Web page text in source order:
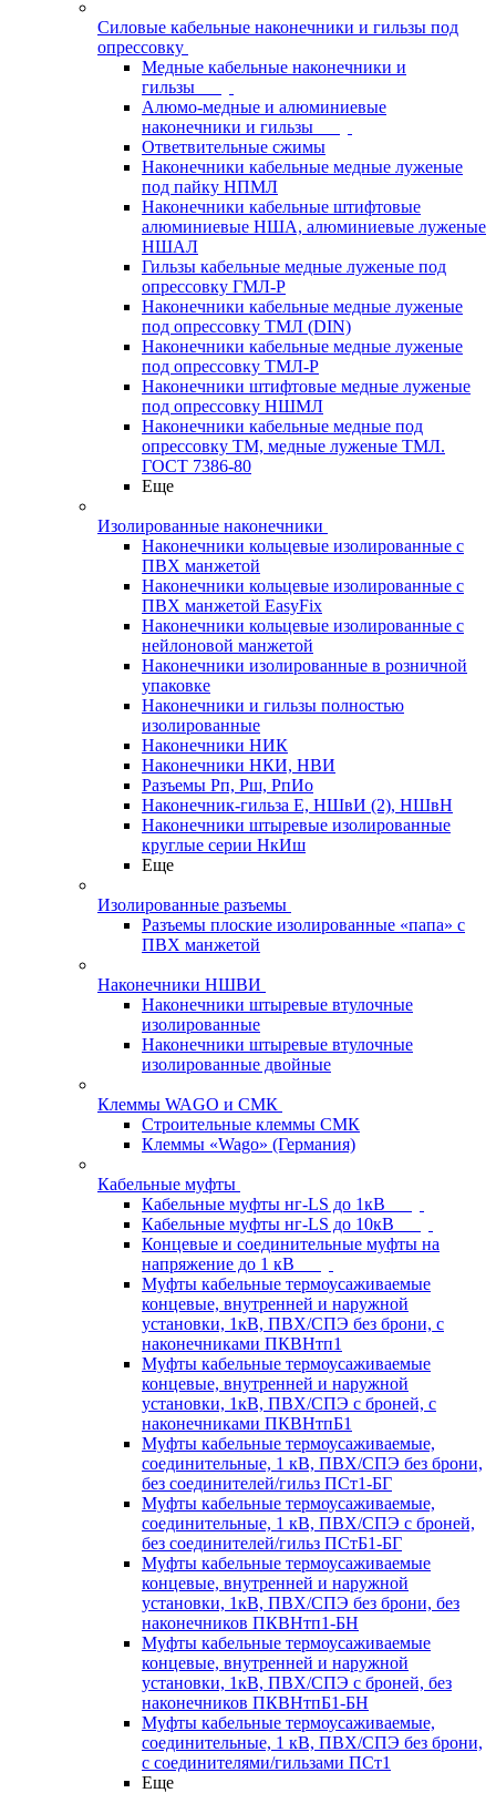
Силовые кабельные наконечники и гильзы под
опрессовку
Медные кабельные наконечники и
гильзы
Алюмо-медные и алюминиевые
наконечники и гильзы
Ответвительные сжимы
Наконечники кабельные медные луженые
под пайку НПМЛ
Наконечники кабельные штифтовые
алюминиевые НША, алюминиевые луженые
НШАЛ
Гильзы кабельные медные луженые под
опрессовку ГМЛ-Р
Наконечники кабельные медные луженые
под опрессовку ТМЛ (DIN)
Наконечники кабельные медные луженые
под опрессовку ТМЛ-Р
Наконечники штифтовые медные луженые
под опрессовку НШМЛ
Наконечники кабельные медные под
опрессовку ТМ, медные луженые ТМЛ.
ГОСТ 7386-80
Еще
Изолированные наконечники
Наконечники кольцевые изолированные с
ПВХ манжетой
Наконечники кольцевые изолированные с
ПВХ манжетой EasyFix
Наконечники кольцевые изолированные с
нейлоновой манжетой
Наконечники изолированные в розничной
упаковке
Наконечники и гильзы полностью
изолированные
Наконечники НИК
Наконечники НКИ, НВИ
Разъемы Рп, Рш, РпИо
Наконечник-гильза Е, НШвИ (2), НШвН
Наконечники штыревые изолированные
круглые серии НкИш
Еще
Изолированные разъемы
Разъемы плоские изолированные «папа» с
ПВХ манжетой
Наконечники НШВИ
Наконечники штыревые втулочные
изолированные
Наконечники штыревые втулочные
изолированные двойные
Клеммы WAGO и СМК
Строительные клеммы СМК
Клеммы «Wago» (Германия)
Кабельные муфты
Кабельные муфты нг-LS до 1кВ
Кабельные муфты нг-LS до 10кВ
Концевые и соединительные муфты на
напряжение до 1 кВ
Муфты кабельные термоусаживаемые
концевые, внутренней и наружной
установки, 1кВ, ПВХ/СПЭ без брони, с
наконечниками ПКВНтп1
Муфты кабельные термоусаживаемые
концевые, внутренней и наружной
установки, 1кВ, ПВХ/СПЭ с броней, с
наконечниками ПКВНтпБ1
Муфты кабельные термоусаживаемые,
соединительные, 1 кВ, ПВХ/СПЭ без брони,
без соединителей/гильз ПСт1-БГ
Муфты кабельные термоусаживаемые,
соединительные, 1 кВ, ПВХ/СПЭ с броней,
без соединителей/гильз ПСтБ1-БГ
Муфты кабельные термоусаживаемые
концевые, внутренней и наружной
установки, 1кВ, ПВХ/СПЭ без брони, без
наконечников ПКВНтп1-БН
Муфты кабельные термоусаживаемые
концевые, внутренней и наружной
установки, 1кВ, ПВХ/СПЭ с броней, без
наконечников ПКВНтпБ1-БН
Муфты кабельные термоусаживаемые,
соединительные, 1 кВ, ПВХ/СПЭ без брони,
с соединителями/гильзами ПСт1
Еще